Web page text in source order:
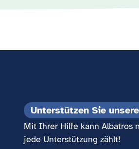
Unterstützen Sie
Mit Ihrer Hilfe kann Albatros
jede Unterstützung zählt!